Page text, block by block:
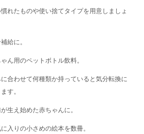
れたものや使い捨てタイプを用意しましょ
給に。
ん用のペットボトル飲料。
合わせて何種類か持っていると気分転換に
す。
生え始めた赤ちゃんに。
入りの小さめの絵本を数冊。